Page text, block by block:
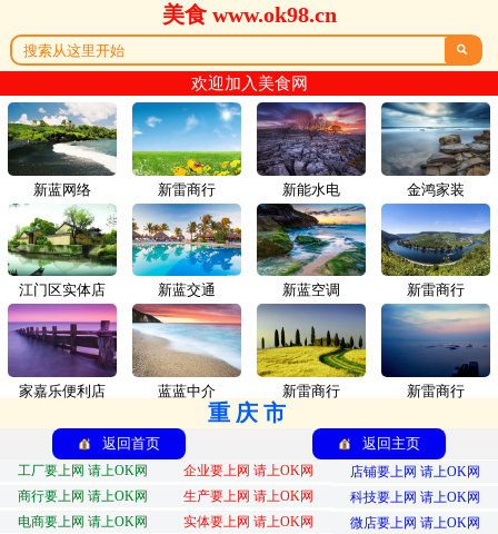
美食 www.ok98.cn

欢迎加入美食网
新蓝网络 新雷商行
江门区实体店 新蓝交通
家嘉乐便利店 蓝蓝中介
新能水电 金鸿家装
新蓝空调 新雷商行
新雷商行 新雷商行
重庆市
返回首页 返回主页
工厂要上网 请上OK网 企业要上网 请上OK网
店铺要上网 请上OK网
商行要上网 请上OK网
生产要上网 请上OK网
科技要上网 请上OK网
电商要上网 请上OK网
实体要上网 请上OK网 微店要上网 请上OK网